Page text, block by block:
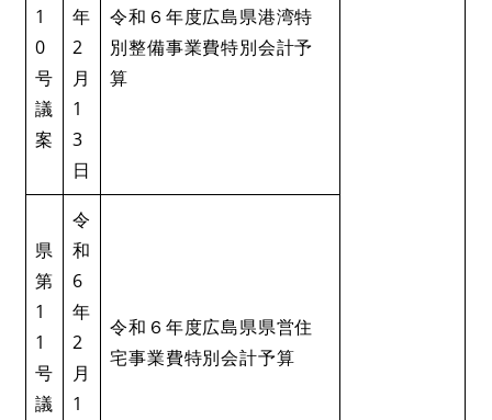
1
0
号
議
案
年
2
月
1
3
日
令和６年度広島県港湾特
別整備事業費特別会計予
算
県
第
1
1
号
議
令
和
6
年
2
月
1
令和６年度広島県県営住
宅事業費特別会計予算